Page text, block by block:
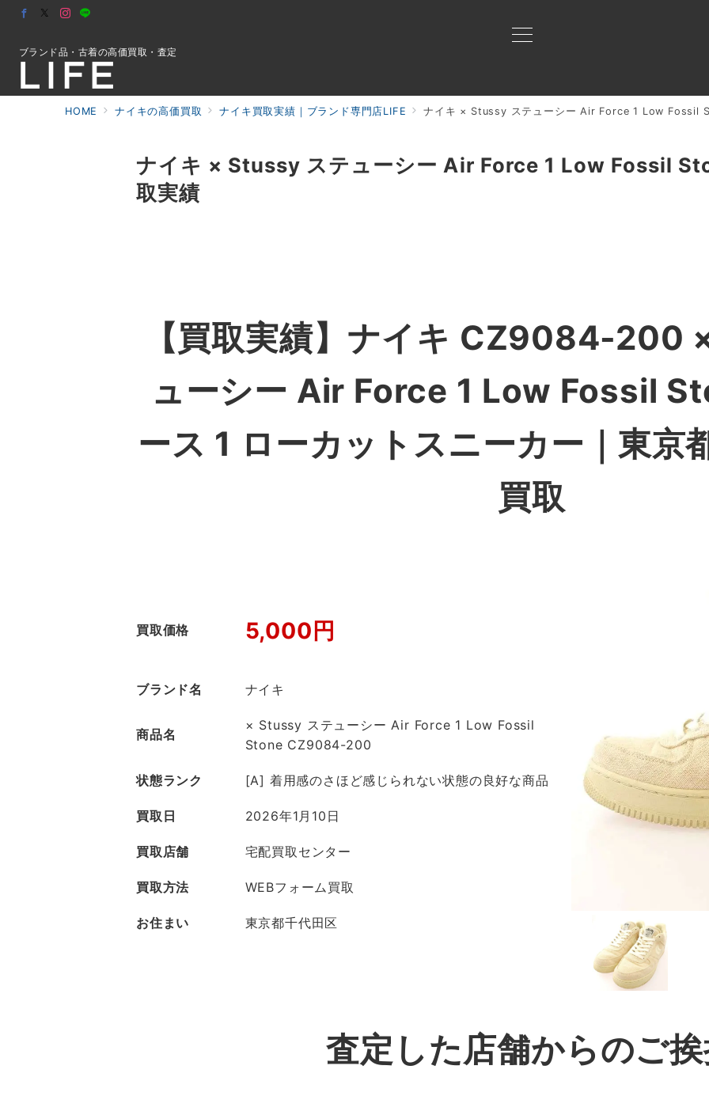
ブランド品・古着の高価買取・査定
HOME ナイキの高価買取 ナイキ買取実績｜ブランド専門店LIFE ナイキ × Stussy ステューシー Air Force 1 Low Fossil
ナイキ × Stussy ステューシー Air Force 1 Low Fossil
取実績
【買取実績】 ナイキ CZ9084-200
ューシー Air Force 1 Low Fossil
ース 1 ローカットスニーカー ｜東京
買取
買取価格 5,000円
ブランド名 ナイキ
商品名
× Stussy ステューシー Air Force 1 Low Fossil
Stone CZ9084-200
状態ランク [A] 着用感のさほど感じられない状態の良好な商品
買取日 2026年1月10日
買取店舗 宅配買取センター
買取方法 WEBフォーム買取
お住まい 東京都千代田区
査定した店舗からのご